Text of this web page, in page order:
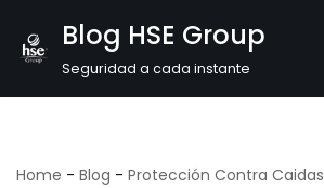
Saltar
Blog HSE Group
Seguridad a cada instante
Home - Blog - Protección Contra Caidas